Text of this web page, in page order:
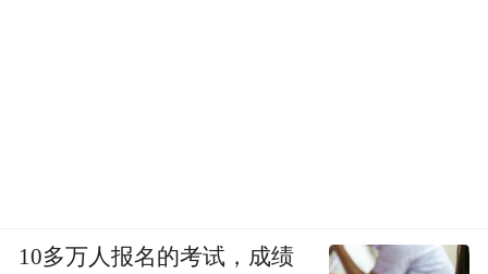
10多万人报名的考试，成绩